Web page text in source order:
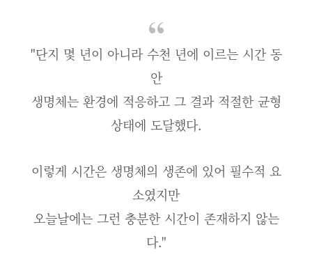
"단지 몇 년이 아니라 수천 년에 이르는 시간 동
안
생명체는 환경에 적응하고 그 결과 적절한 균형
상태에 도달했다.
이렇게 시간은 생명체의 생존에 있어 필수적 요
소였지만
오늘날에는 그런 충분한 시간이 존재하지 않는
다."